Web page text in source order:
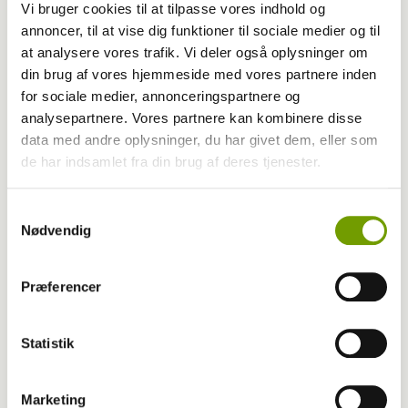
Vi bruger cookies til at tilpasse vores indhold og
annoncer, til at vise dig funktioner til sociale medier og til
at analysere vores trafik. Vi deler også oplysninger om
din brug af vores hjemmeside med vores partnere inden
for sociale medier, annonceringspartnere og
analysepartnere. Vores partnere kan kombinere disse
data med andre oplysninger, du har givet dem, eller som
de har indsamlet fra din brug af deres tjenester.
Nødvendig
Præferencer
Statistik
Marketing
Aktuelt
Hvordan hjælper du hunden i disse dage